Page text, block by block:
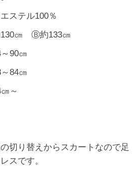
100％
Ⓑ約133㎝
㎝
84㎝
～
り替えからスカートなので足
スです。